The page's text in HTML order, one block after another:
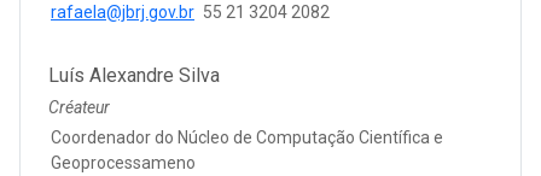
rafaela@jbrj.gov.br 55 21 3204 2082
Luís Alexandre Silva
Créateur
Coordenador do Núcleo de Computação Científica e
Geoprocessameno